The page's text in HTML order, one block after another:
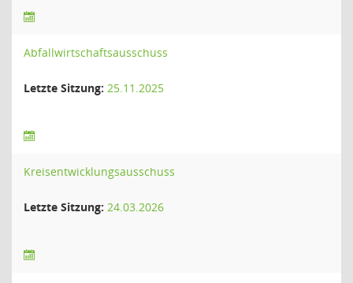
Abfallwirtschaftsausschuss
Letzte Sitzung: 25.11.2025
Kreisentwicklungsausschuss
Letzte Sitzung: 24.03.2026